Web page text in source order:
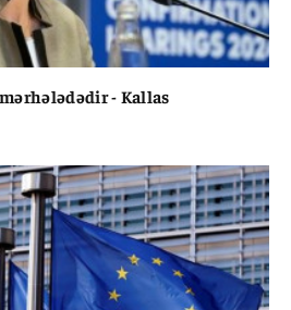
- Kallas